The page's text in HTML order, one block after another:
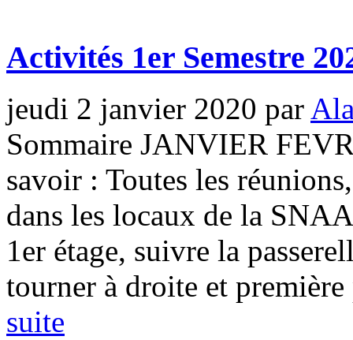
Activités 1er Semestre
jeudi 2 janvier 2020 par
Sommaire JANVIER
savoir : Toutes les
dans les locaux de la
1er étage, suivre la
tourner à droite et
suite